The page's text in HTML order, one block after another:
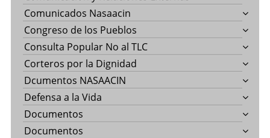
Comunicados Nasaacin
Congreso de los Pueblos
Consulta Popular No al TLC
Corteros por la Dignidad
Dcumentos NASAACIN
Defensa a la Vida
Documentos
Documentos